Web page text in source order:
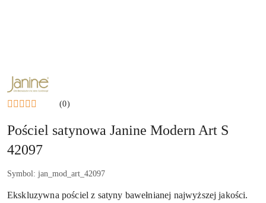
NAZWA
PRODUCENTA:
(0)
Pościel satynowa Janine Modern Art S
42097
Symbol: jan_mod_art_42097
Ekskluzywna pościel z satyny bawełnianej najwyższej jakości.